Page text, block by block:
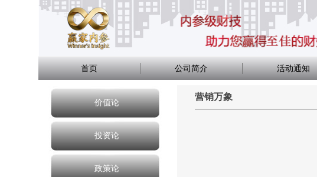
首页 公司简介 活动通知
价值论
投资论
政策论
营销万象